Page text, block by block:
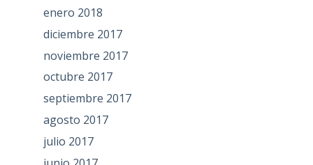
enero 2018
diciembre 2017
noviembre 2017
octubre 2017
septiembre 2017
agosto 2017
julio 2017